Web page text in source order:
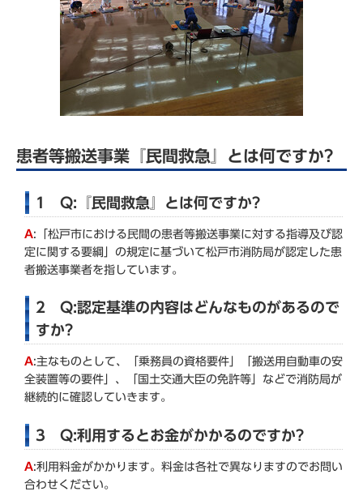
患者等搬送事業『民間救急』とは何ですか?
1 Q:『民間救急』とは何ですか?
A:「松戸市における民間の患者等搬送事業に対する指導及び認
定に関する要綱」の規定に基づいて松戸市消防局が認定した患
者搬送事業者を指しています。
2 Q:認定基準の内容はどんなものがあるので
すか?
A:主なものとして、「乗務員の資格要件」「搬送用自動車の安
全装置等の要件」、「国土交通大臣の免許等」などで消防局が
継続的に確認していきます。
3 Q:利用するとお金がかかるのですか?
A:利用料金がかかります。料金は各社で異なりますのでお問い
合わせください。